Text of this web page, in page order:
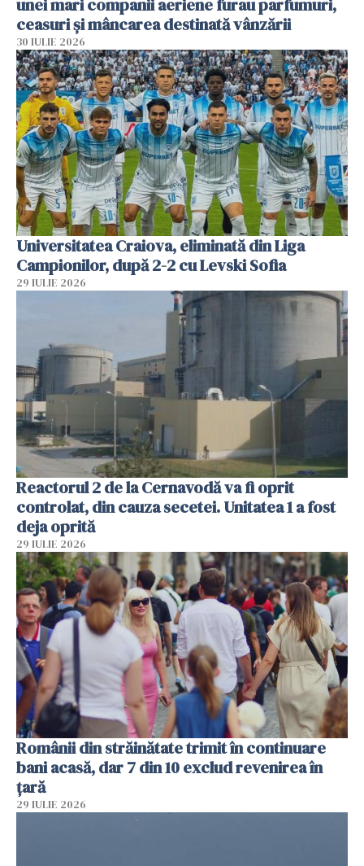
ceasuri și mâncarea destinată vânzării
30 IULIE 2026
Universitatea Craiova, eliminată din Liga
Campionilor, după 2-2 cu Levski Sofia
29 IULIE 2026
Reactorul 2 de la Cernavodă va fi oprit
controlat, din cauza secetei. Unitatea 1 a fost
deja oprită
29 IULIE 2026
Românii din străinătate trimit în continuare
bani acasă, dar 7 din 10 exclud revenirea în
țară
29 IULIE 2026